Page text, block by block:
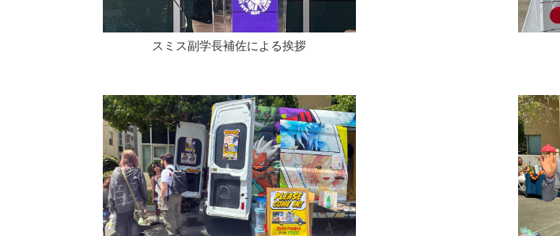
スミス副学長補佐による挨拶